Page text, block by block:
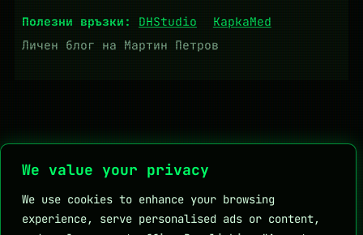
We value your privacy
We use cookies to enhance your browsing
experience, serve personalised ads or content,
Полезни връзки: DHStudio
KapkaMed
Личен блог на Мартин Петров